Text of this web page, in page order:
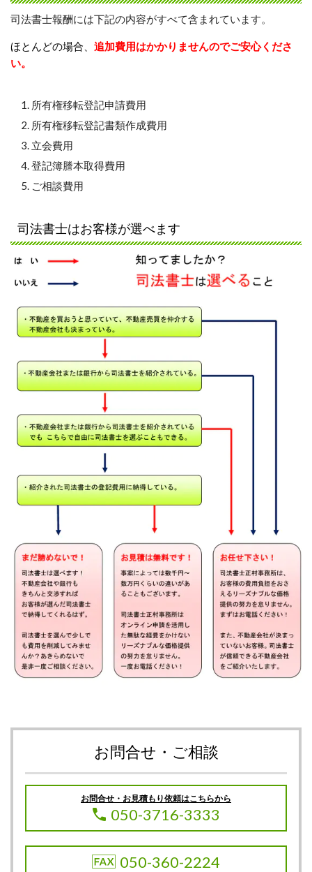
司法書士報酬には下記の内容がすべて含まれています。
ほとんどの場合、 追加費用はかかりませんのでご安心くださ
い。
所有権移転登記申請費用
所有権移転登記書類作成費用
立会費用
登記簿謄本取得費用
ご相談費用
司法書士はお客様が選べます
お問合せ・ご相談
お問合せ・お見積もり依頼はこちらから
050-3716-3333
050-360-2224